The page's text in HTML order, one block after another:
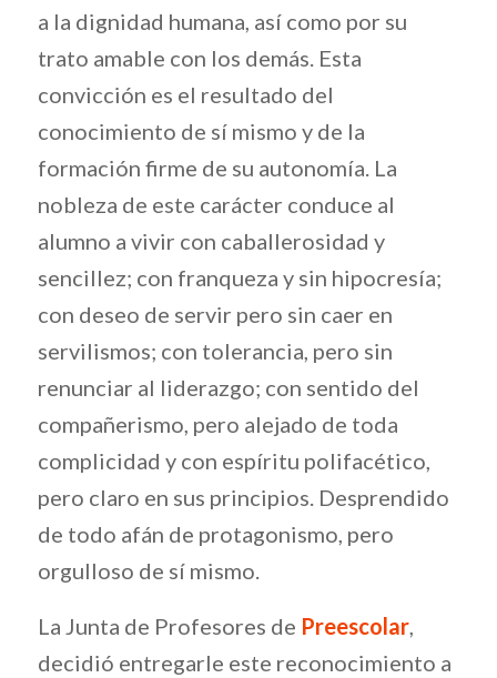
a la dignidad humana, así como por su
trato amable con los demás. Esta
convicción es el resultado del
conocimiento de sí mismo y de la
formación firme de su autonomía. La
nobleza de este carácter conduce al
alumno a vivir con caballerosidad y
sencillez; con franqueza y sin hipocresía;
con deseo de servir pero sin caer en
servilismos; con tolerancia, pero sin
renunciar al liderazgo; con sentido del
compañerismo, pero alejado de toda
complicidad y con espíritu polifacético,
pero claro en sus principios. Desprendido
de todo afán de protagonismo, pero
orgulloso de sí mismo.
La Junta de Profesores de Preescolar,
decidió entregarle este reconocimiento a